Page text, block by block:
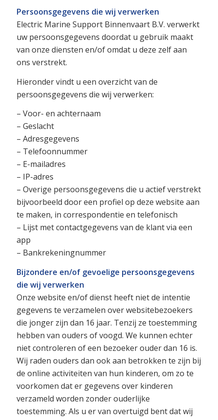
Persoonsgegevens die wij verwerken
Electric Marine Support Binnenvaart B.V. verwerkt
uw persoonsgegevens doordat u gebruik maakt
van onze diensten en/of omdat u deze zelf aan
ons verstrekt.
Hieronder vindt u een overzicht van de
persoonsgegevens die wij verwerken:
– Voor- en achternaam
– Geslacht
– Adresgegevens
– Telefoonnummer
– E-mailadres
– IP-adres
– Overige persoonsgegevens die u actief verstrekt
bijvoorbeeld door een profiel op deze website aan
te maken, in correspondentie en telefonisch
– Lijst met contactgegevens van de klant via een
app
– Bankrekeningnummer
Bijzondere en/of gevoelige persoonsgegevens
die wij verwerken
Onze website en/of dienst heeft niet de intentie
gegevens te verzamelen over websitebezoekers
die jonger zijn dan 16 jaar. Tenzij ze toestemming
hebben van ouders of voogd. We kunnen echter
niet controleren of een bezoeker ouder dan 16 is.
Wij raden ouders dan ook aan betrokken te zijn bij
de online activiteiten van hun kinderen, om zo te
voorkomen dat er gegevens over kinderen
verzameld worden zonder ouderlijke
toestemming. Als u er van overtuigd bent dat wij